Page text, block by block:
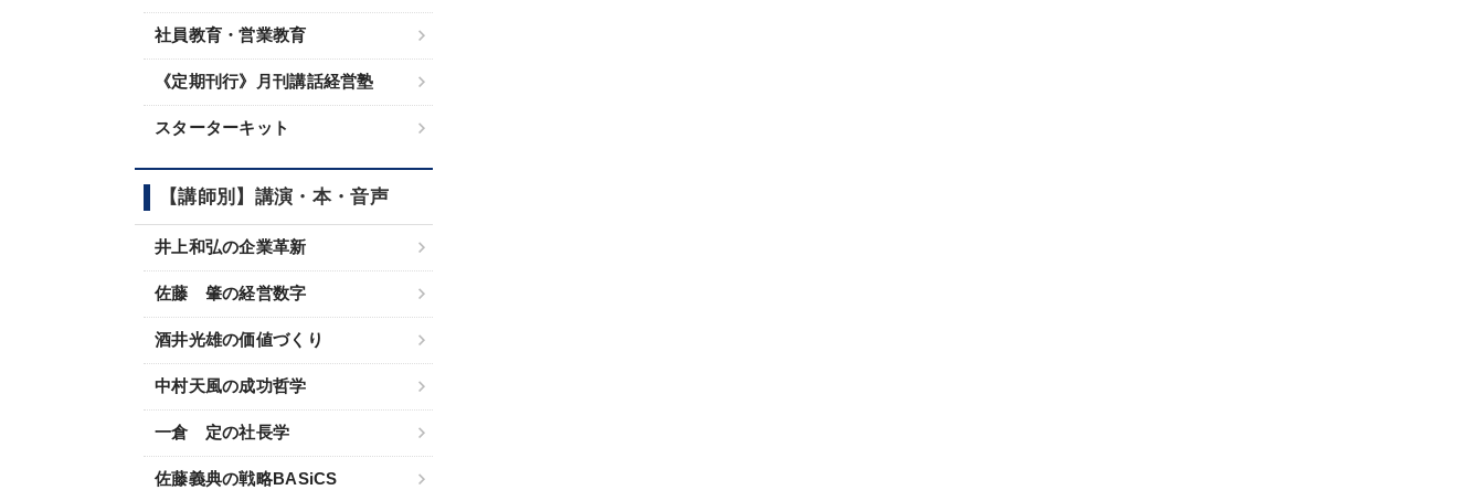
社員教育・営業教育
《定期刊行》月刊講話経営塾
スターターキット
【講師別】講演・本・音声
井上和弘の企業革新
佐藤 肇の経営数字
酒井光雄の価値づくり
中村天風の成功哲学
一倉 定の社長学
佐藤義典の戦略BASiCS